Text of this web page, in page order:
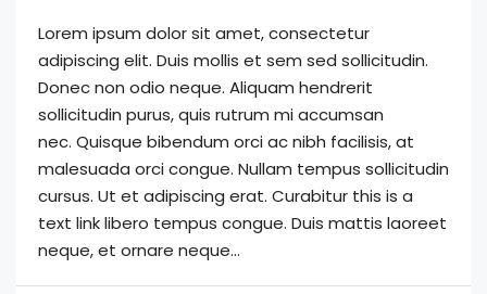
Lorem ipsum dolor sit amet, consectetur
adipiscing elit. Duis mollis et sem sed sollicitudin.
Donec non odio neque. Aliquam hendrerit
sollicitudin purus, quis rutrum mi accumsan
nec. Quisque bibendum orci ac nibh facilisis, at
malesuada orci congue. Nullam tempus sollicitudin
cursus. Ut et adipiscing erat. Curabitur this is a
text link libero tempus congue. Duis mattis laoreet
neque, et ornare neque...